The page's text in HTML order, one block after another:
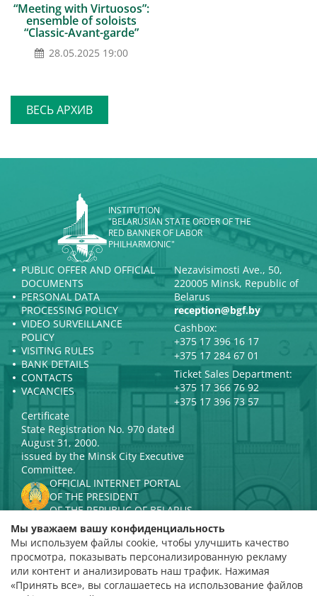
“Meeting with Virtuosos”:
ensemble of soloists
“Classic-Avant-garde”
28.05.2025 19:00
ВЕСЬ АРХИВ
INSTITUTION
"BELARUSIAN STATE ORDER OF THE
RED BANNER OF LABOR
PHILHARMONIC"
PUBLIC OFFER AND OFFICIAL
DOCUMENTS
PERSONAL DATA
PROCESSING POLICY
VIDEO SURVEILLANCE
POLICY
VISITING RULES
BANK DETAILS
CONTACTS
VACANCIES
Nezavisimosti Ave., 50,
220005 Minsk, Republic of
Belarus
reception@bgf.by
Cashbox:
+375 17 396 16 17
+375 17 284 67 01
Ticket Sales Department:
+375 17 366 76 92
+375 17 396 73 57
Certificate
State Registration No. 970 dated
August 31, 2000.
issued by the Minsk City Executive
Committee.
OFFICIAL INTERNET PORTAL
OF THE PRESIDENT
OF THE REPUBLIC OF BELARUS
MINISTRY OF CULTURE OF THE
REPUBLIC OF BELARUS
PORTAL
RATING ASSESSMENT
Rating 4.9
Мы уважаем вашу конфиденциальность
Мы используем файлы cookie, чтобы улучшить качество
просмотра, показывать персонализированную рекламу
или контент и анализировать наш трафик. Нажимая
«Принять все», вы соглашаетесь на использование файлов